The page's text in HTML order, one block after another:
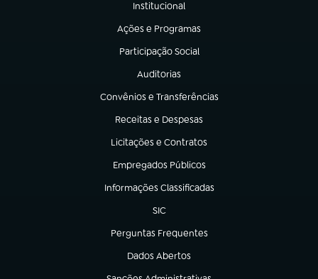
Institucional
(abre em nova aba)
Ações e Programas
(abre em nova aba)
Participação Social
(abre em nova aba)
Auditorias
(abre em nova aba)
Convênios e Transferências
(abre em nova aba)
Receitas e Despesas
(abre em nova aba)
Licitações e Contratos
(abre em nova aba)
Empregados Públicos
(abre em nova aba)
Informações Classificadas
(abre em nova aba)
SIC
(abre em nova aba)
Perguntas Frequentes
(abre em nova aba)
Dados Abertos
(abre em nova aba)